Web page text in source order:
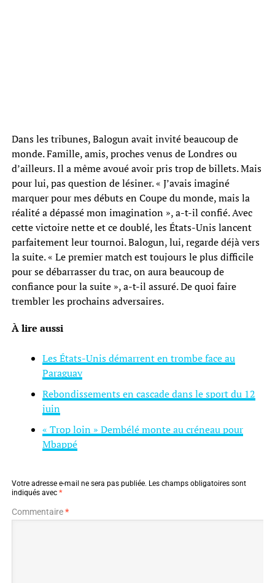
Dans les tribunes, Balogun avait invité beaucoup de
monde. Famille, amis, proches venus de Londres ou
d’ailleurs. Il a même avoué avoir pris trop de billets. Mais
pour lui, pas question de lésiner. « J’avais imaginé
marquer pour mes débuts en Coupe du monde, mais la
réalité a dépassé mon imagination », a-t-il confié. Avec
cette victoire nette et ce doublé, les États-Unis lancent
parfaitement leur tournoi. Balogun, lui, regarde déjà vers
la suite. « Le premier match est toujours le plus difficile
pour se débarrasser du trac, on aura beaucoup de
confiance pour la suite », a-t-il assuré. De quoi faire
trembler les prochains adversaires.
À lire aussi
Les États-Unis démarrent en trombe face au
Paraguay
Rebondissements en cascade dans le sport du 12
juin
« Trop loin » Dembélé monte au créneau pour
Mbappé
Votre adresse e-mail ne sera pas publiée. Les champs obligatoires sont
indiqués avec *
Commentaire*